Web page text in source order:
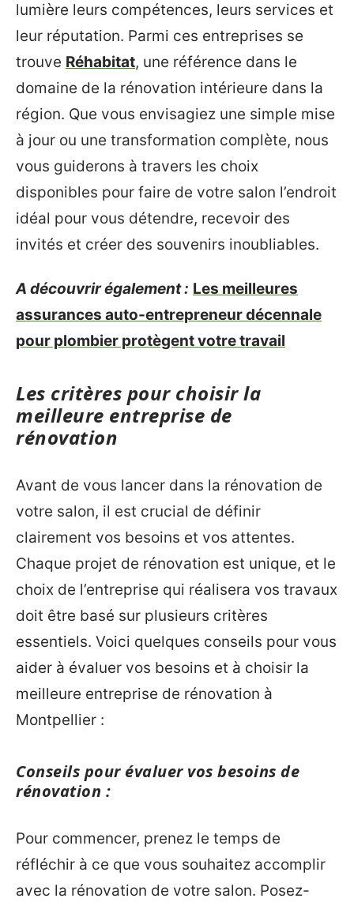
lumière leurs compétences, leurs services et
leur réputation. Parmi ces entreprises se
trouve Réhabitat, une référence dans le
domaine de la rénovation intérieure dans la
région. Que vous envisagiez une simple mise
à jour ou une transformation complète, nous
vous guiderons à travers les choix
disponibles pour faire de votre salon l’endroit
idéal pour vous détendre, recevoir des
invités et créer des souvenirs inoubliables.
A découvrir également : Les meilleures
assurances auto-entrepreneur décennale
pour plombier protègent votre travail
Les critères pour choisir la
meilleure entreprise de
rénovation
Avant de vous lancer dans la rénovation de
votre salon, il est crucial de définir
clairement vos besoins et vos attentes.
Chaque projet de rénovation est unique, et le
choix de l’entreprise qui réalisera vos travaux
doit être basé sur plusieurs critères
essentiels. Voici quelques conseils pour vous
aider à évaluer vos besoins et à choisir la
meilleure entreprise de rénovation à
Montpellier :
Conseils pour évaluer vos besoins de
rénovation :
Pour commencer, prenez le temps de
réfléchir à ce que vous souhaitez accomplir
avec la rénovation de votre salon. Posez-